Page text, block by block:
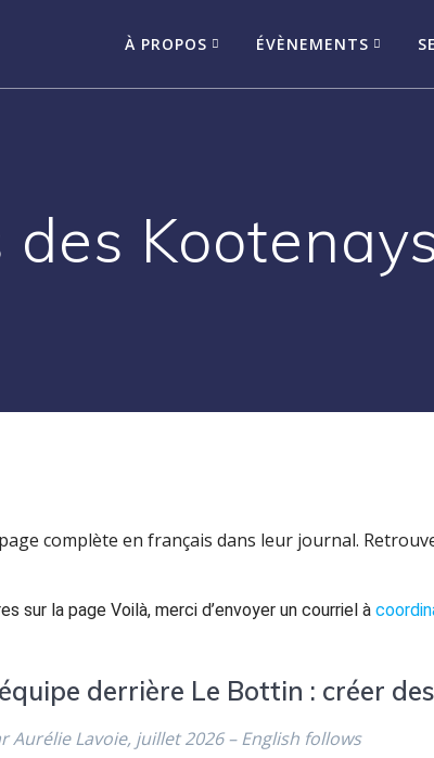
À PROPOS ÉVÈNEMENTS
complète en français dans leur journal.
sur la page Voilà, merci d’envoyer un courriel à
derrière Le Bottin : créer
Aurélie Lavoie, juillet 2026 – English follows